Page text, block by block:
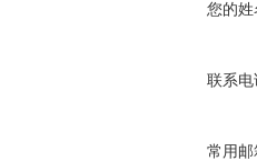
您的姓
联系电
常用邮